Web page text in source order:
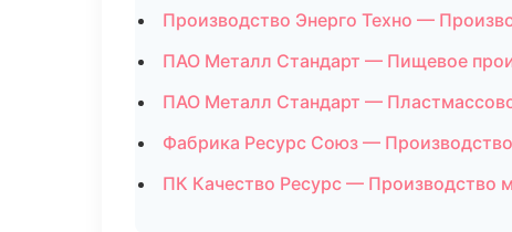
Производство Энерго Техно —
ПАО Металл Стандарт — Пищевое
ПАО Металл Стандарт —
Фабрика Ресурс Союз —
ПК Качество Ресурс — Производство